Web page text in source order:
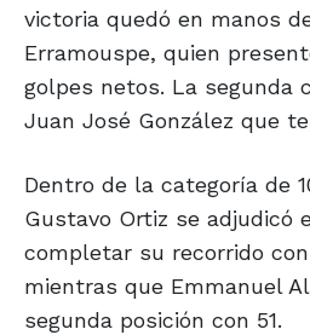
victoria quedó en manos
Erramouspe, quien
golpes netos. La segunda
Juan José González que
Dentro de la categoría de
Gustavo Ortiz se adjudicó
completar su recorrido
mientras que Emmanuel
segunda posición con 51.